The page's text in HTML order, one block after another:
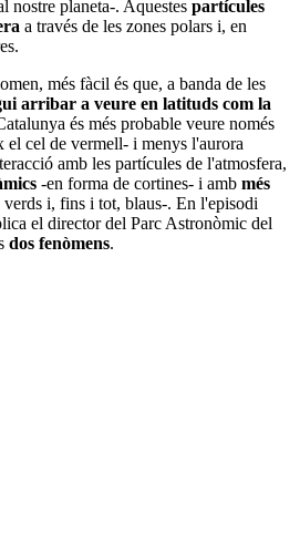
nostre planeta-. Aquestes partícules
a través de les zones polars i, en
més fàcil és que, a banda de les
arribar a veure en latituds com la
és més probable veure només
el cel de vermell- i menys l'aurora
amb les partícules de l'atmosfera,
-en forma de cortines- i amb més
i, fins i tot, blaus-. En l'episodi
el director del Parc Astronòmic del
dos fenòmens.